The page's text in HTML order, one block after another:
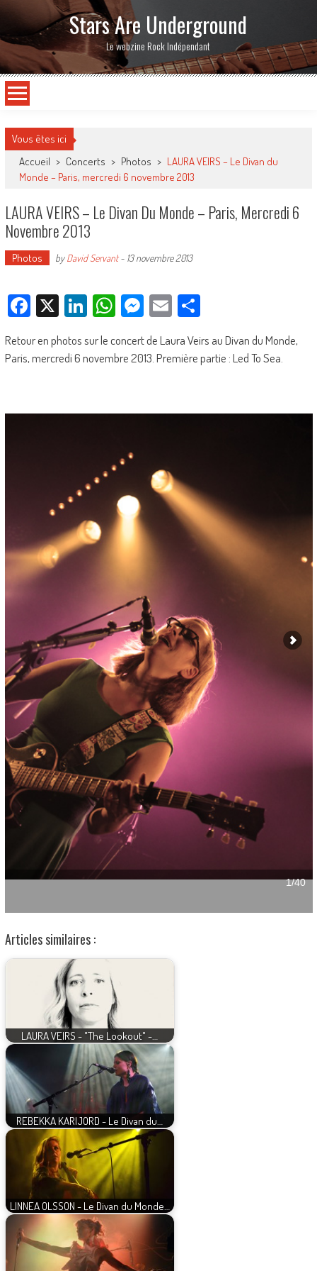
Stars Are Underground
Le webzine Rock Indépendant
Vous êtes ici
Accueil > Concerts > Photos > LAURA VEIRS – Le Divan du
Monde – Paris, mercredi 6 novembre 2013
LAURA VEIRS – Le Divan Du Monde – Paris, Mercredi 6
Novembre 2013
Photos byDavid Servant- 13 novembre 2013
Facebook
X LinkedIn
WhatsApp
Messenger
EmailPartager
Retour en photos sur le concert de Laura Veirs au Divan du Monde,
Paris, mercredi 6 novembre 2013. Première partie : Led To Sea.
Articles similaires :
LAURA VEIRS - "The Lookout" -…
REBEKKA KARIJORD - Le Divan du…
LINNEA OLSSON - Le Divan du Monde…